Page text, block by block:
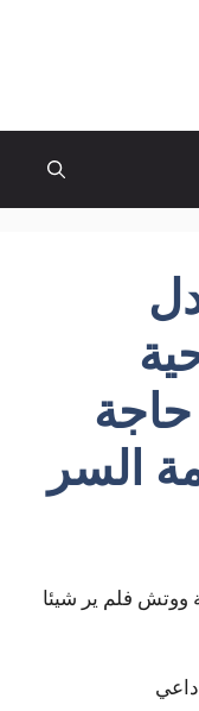
فلم ير شيئا